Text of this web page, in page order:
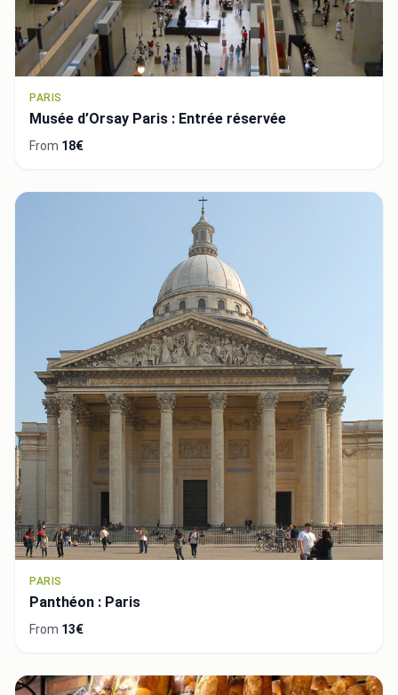
PARIS
Musée d’Orsay Paris : Entrée réservée
From 18€
PARIS
Panthéon : Paris
From 13€